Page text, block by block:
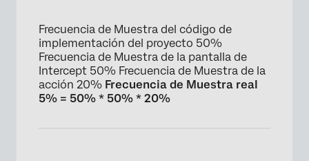
Frecuencia de Muestra del código de
implementación del proyecto 50%
Frecuencia de Muestra de la pantalla de
Intercept 50% Frecuencia de Muestra de la
acción 20% Frecuencia de Muestra real
5% = 50% * 50% * 20%